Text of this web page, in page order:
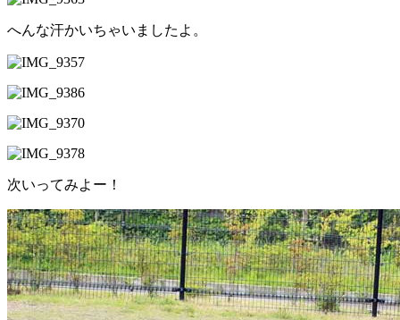
へんな汗かいちゃいましたよ。
次いってみよー！